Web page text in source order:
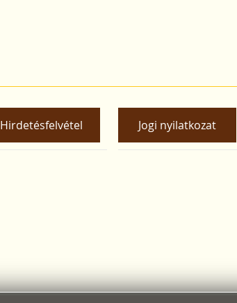
Hirdetésfelvétel Jogi nyilatkozat